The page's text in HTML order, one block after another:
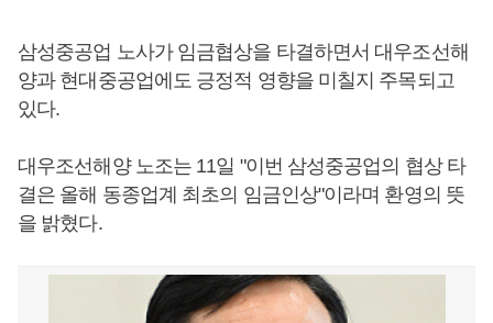
삼성중공업 노사가 임금협상을 타결하면서 대우조선해
양과 현대중공업에도 긍정적 영향을 미칠지 주목되고
있다.
대우조선해양 노조는 11일 "이번 삼성중공업의 협상 타
결은 올해 동종업계 최초의 임금인상"이라며 환영의 뜻
을 밝혔다.